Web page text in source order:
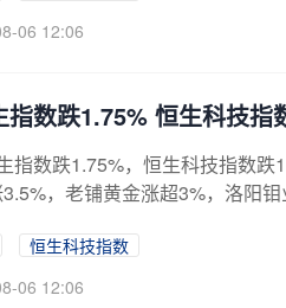
06 12:06
指数跌1.75% 恒生科技指
指数跌1.75%，恒生科技指数
，老铺黄金涨超3%，洛阳钼
恒生科技指数
06 12:06